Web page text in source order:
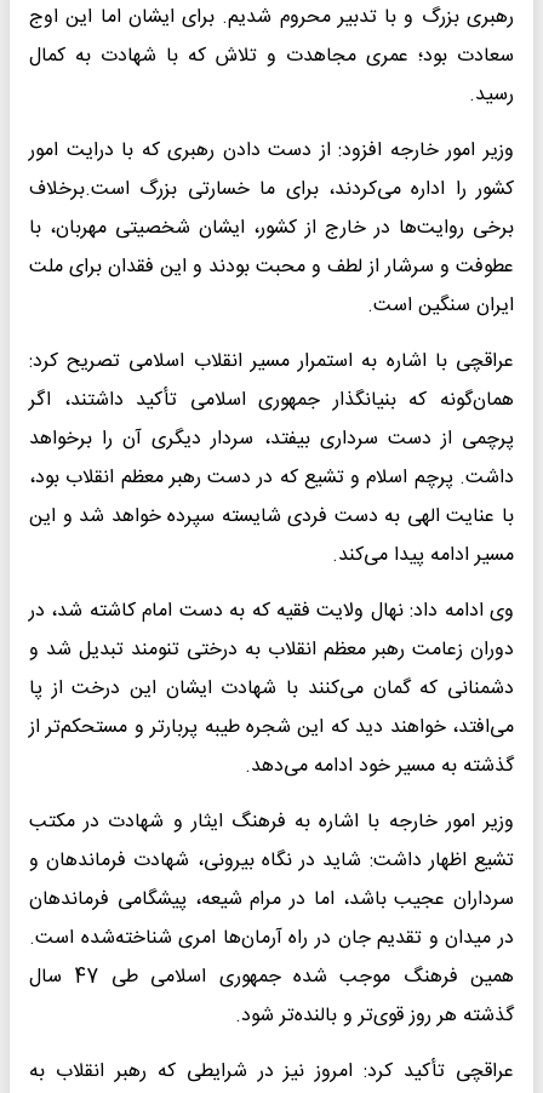
رهبری بزرگ و با تدبیر محروم شدیم. برای ایشان اما این اوج
سعادت بود؛ عمری مجاهدت و تلاش که با شهادت به کمال
رسید.
وزیر امور خارجه افزود: از دست دادن رهبری که با درایت امور
کشور را اداره می‌کردند، برای ما خسارتی بزرگ است.برخلاف
برخی روایت‌ها در خارج از کشور، ایشان شخصیتی مهربان، با
عطوفت و سرشار از لطف و محبت بودند و این فقدان برای ملت
ایران سنگین است.
عراقچی با اشاره به استمرار مسیر انقلاب اسلامی تصریح کرد:
همان‌گونه که بنیانگذار جمهوری اسلامی تأکید داشتند، اگر
پرچمی از دست سرداری بیفتد، سردار دیگری آن را برخواهد
داشت. پرچم اسلام و تشیع که در دست رهبر معظم انقلاب بود،
با عنایت الهی به دست فردی شایسته سپرده خواهد شد و این
مسیر ادامه پیدا می‌کند.
وی ادامه داد: نهال ولایت فقیه که به دست امام کاشته شد، در
دوران زعامت رهبر معظم انقلاب به درختی تنومند تبدیل شد و
دشمنانی که گمان می‌کنند با شهادت ایشان این درخت از پا
می‌افتد، خواهند دید که این شجره طیبه پربارتر و مستحکم‌تر از
گذشته به مسیر خود ادامه می‌دهد.
وزیر امور خارجه با اشاره به فرهنگ ایثار و شهادت در مکتب
تشیع اظهار داشت: شاید در نگاه بیرونی، شهادت فرماندهان و
سرداران عجیب باشد، اما در مرام شیعه، پیشگامی فرماندهان
در میدان و تقدیم جان در راه آرمان‌ها امری شناخته‌شده است.
همین فرهنگ موجب شده جمهوری اسلامی طی 47 سال
گذشته هر روز قوی‌تر و بالنده‌تر شود.
عراقچی تأکید کرد: امروز نیز در شرایطی که رهبر انقلاب به